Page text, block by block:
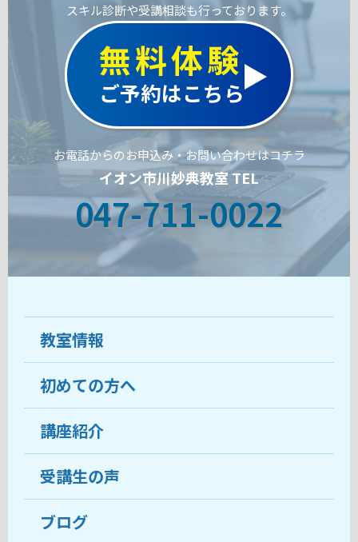
スキル診断や受講相談も行っております。
無料体験
ご予約はこちら
お電話からのお申込み・お問い合わせはコチラ
イオン市川妙典教室 TEL
047-711-0022
教室情報
教室について
受講生の声
おすすめ・人気の講座
目的から講座を探す
初めての方へ
ココがおすすめ
料金
受講までの流れ
講座紹介
受講生の声
ブログ